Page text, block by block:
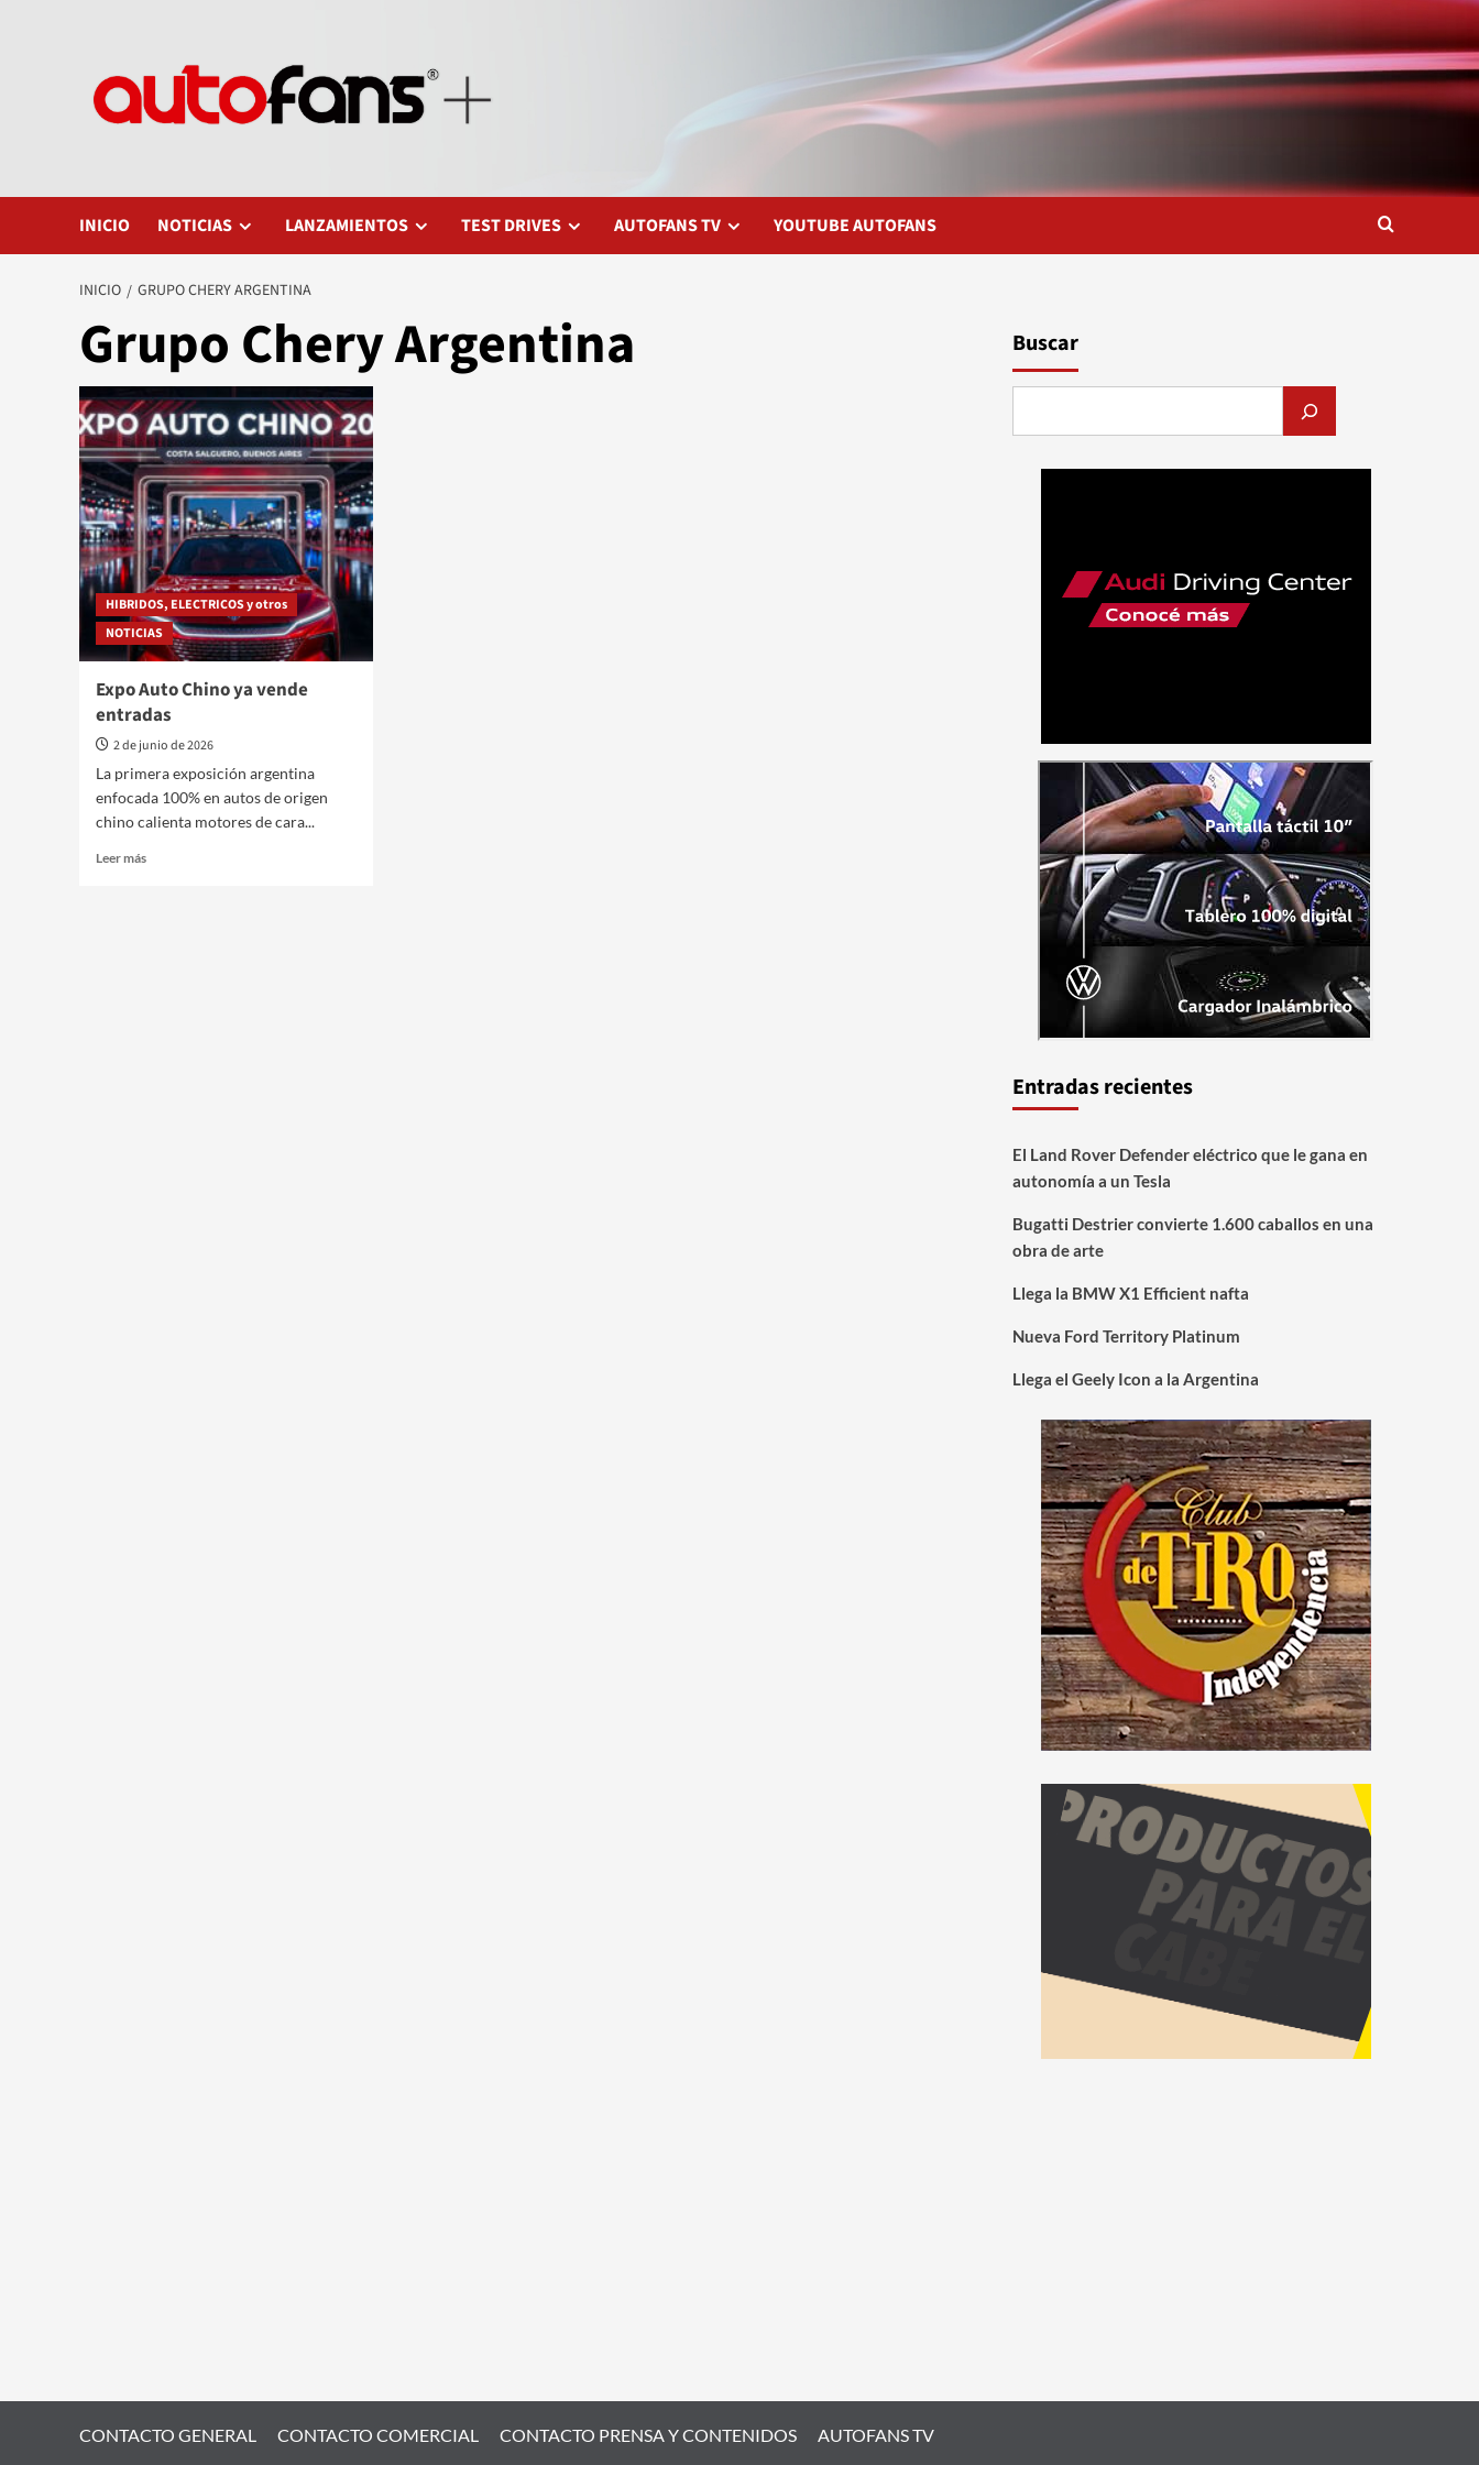
INICIO NOTICIAS LANZAMIENTOS TEST DRIVES AUTOFANS TV YOUTUBE AUTOFANS
INICIO GRUPO CHERY ARGENTINA
Grupo Chery Argentina
HIBRIDOS, ELECTRICOS y otros
NOTICIAS
Expo Auto Chino ya vende
entradas
2 de junio de 2026
La primera exposición argentina
enfocada 100% en autos de origen
chino calienta motores de cara...
Leer másLeer
Buscar
Entradas recientes
El Land Rover Defender eléctrico que le gana en
autonomía a un Tesla
Bugatti Destrier convierte 1.600 caballos en una
obra de arte
Llega la BMW X1 Efficient nafta
Nueva Ford Territory Platinum
Llega el Geely Icon a la Argentina
CONTACTO GENERAL CONTACTO COMERCIAL CONTACTO PRENSA Y CONTENIDOS AUTOFANS TV